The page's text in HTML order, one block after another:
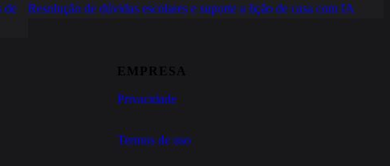
de
Resolução de dúvidas escolares e suporte a lição de casa com IA
EMPRESA
Privacidade
Termos de uso